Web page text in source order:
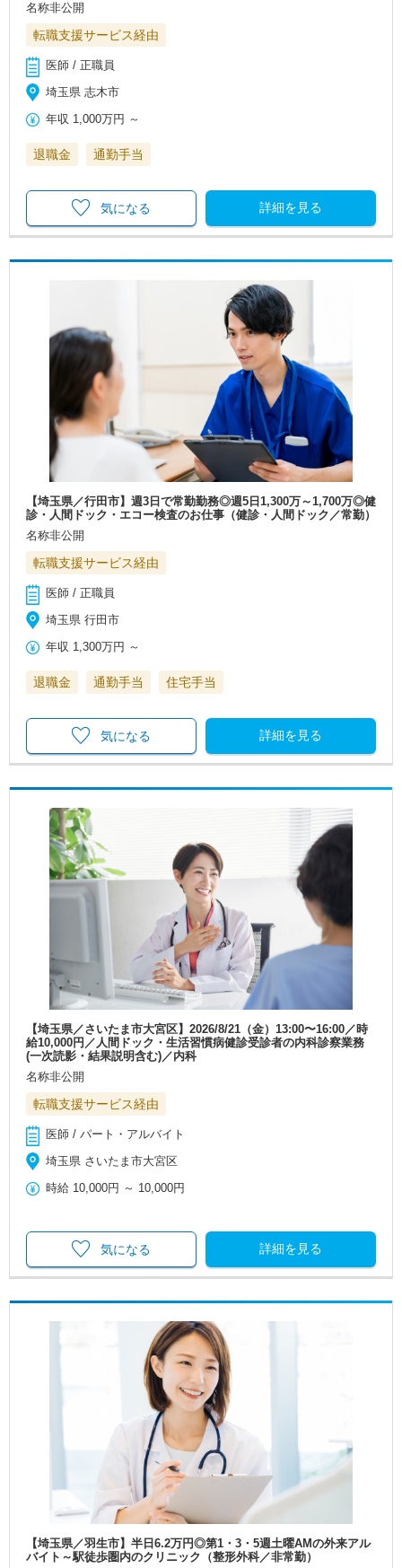
名称非公開
転職支援サービス経由
医師 / 正職員
埼玉県 志木市
年収 1,000万円 ～
退職金 通勤手当
詳細を見る
気になる
【埼玉県／行田市】週3日で常勤勤務◎週5日1,300万～1,700万◎健
診・人間ドック・エコー検査のお仕事（健診・人間ドック／常勤）
名称非公開
転職支援サービス経由
医師 / 正職員
埼玉県 行田市
年収 1,300万円 ～
退職金 通勤手当 住宅手当
詳細を見る
気になる
【埼玉県／さいたま市大宮区】2026/8/21（金）13:00〜16:00／時
給10,000円／人間ドック・生活習慣病健診受診者の内科診察業務
(一次読影・結果説明含む)／内科
名称非公開
転職支援サービス経由
医師 / パート・アルバイト
埼玉県 さいたま市大宮区
時給 10,000円 ～ 10,000円
詳細を見る
気になる
【埼玉県／羽生市】半日6.2万円◎第1・3・5週土曜AMの外来アル
バイト～駅徒歩圏内のクリニック（整形外科／非常勤）